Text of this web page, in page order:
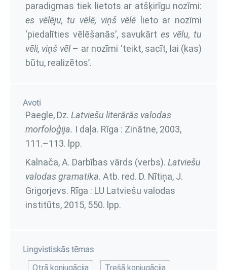
paradigmas tiek lietots ar atšķirīgu nozīmi:
es vēlēju, tu vēlē, viņš vēlē lieto ar nozīmi
‘piedalīties vēlēšanās’, savukārt es vēlu, tu
vēli, viņš vēl– ar nozīmi ‘teikt, sacīt, lai (kas)
būtu, realizētos’.
Avoti
Paegle, Dz. Latviešu literārās valodas
morfoloģija. I daļa. Rīga : Zinātne, 2003,
111.–113. lpp.
Kalnača, A. Darbības vārds (verbs). Latviešu
valodas gramatika. Atb. red. D. Nītiņa, J.
Grigorjevs. Rīga : LU Latviešu valodas
institūts, 2015, 550. lpp.
Lingvistiskās tēmas
Otrā konjugācija Trešā konjugācija